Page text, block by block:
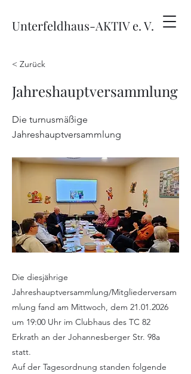
Unterfeldhaus-AKTIV e. V.
< Zurück
Jahreshauptversammlung
Die turnusmäßige
Jahreshauptversammlung
Die diesjährige
Jahreshauptversammlung/Mitgliederversam
mlung fand am Mittwoch, dem 21.01.2026
um 19:00 Uhr im Clubhaus des TC 82
Erkrath an der Johannesberger Str. 98a
statt.
Auf der Tagesordnung standen folgende